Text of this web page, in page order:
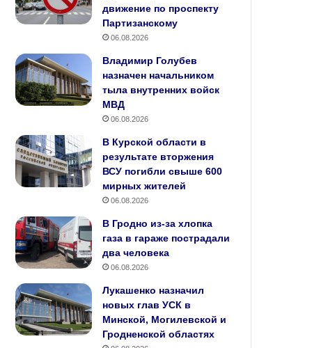
движение по проспекту
Партизанскому
06.08.2026
Владимир Голубев
назначен начальником
тыла внутренних войск
МВД
06.08.2026
В Курской области в
результате вторжения
ВСУ погибли свыше 600
мирных жителей
06.08.2026
В Гродно из-за хлопка
газа в гараже пострадали
два человека
06.08.2026
Лукашенко назначил
новых глав УСК в
Минской, Могилевской и
Гродненской областях